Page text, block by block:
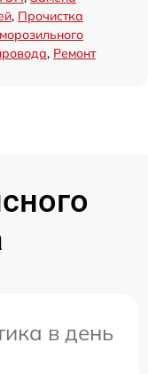
, Прочистка
, Ремонт
в день